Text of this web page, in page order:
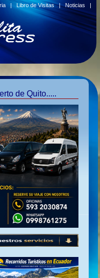
|Libro de Visitas|Noticias |
de Quito.....